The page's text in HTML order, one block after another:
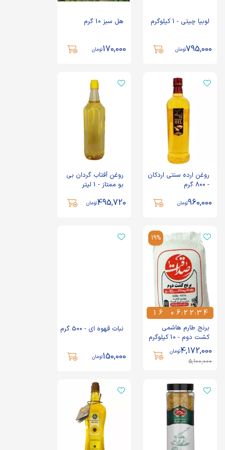
لوبیا چیتی - 1 کیلوگرم
795,000تومان
هل سبز 10 گرم
170,000تومان
روغن ارده سنتی اردکان
- 800 گرم
960,000تومان
روغن آفتاب گردان بی
بو ممتاز - 1 لیتر
495,720تومان
19%
1
1
6
6
0
0
6
6
:2
2
2
2
:3
3
4
4
برنج طارم هاشمی
کشت دوم - 10 کیلوگرم
5,100,000
4,172,000تومان
نبات قهوه ای - 500 گرم
150,000تومان